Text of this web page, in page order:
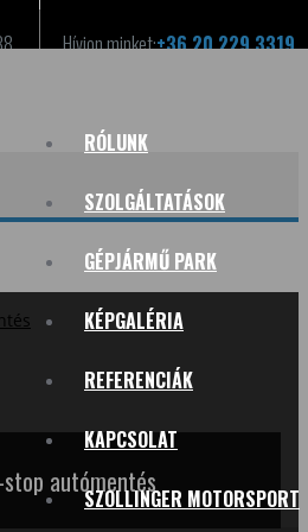
Hívjon minket:+36 20 229 3319
RÓLUNK
SZOLGÁLTATÁSOK
GÉPJÁRMŰ PARK
KÉPGALÉRIA
REFERENCIÁK
KAPCSOLAT
SZOLLINGER MOTORSPORT
stop autómentés